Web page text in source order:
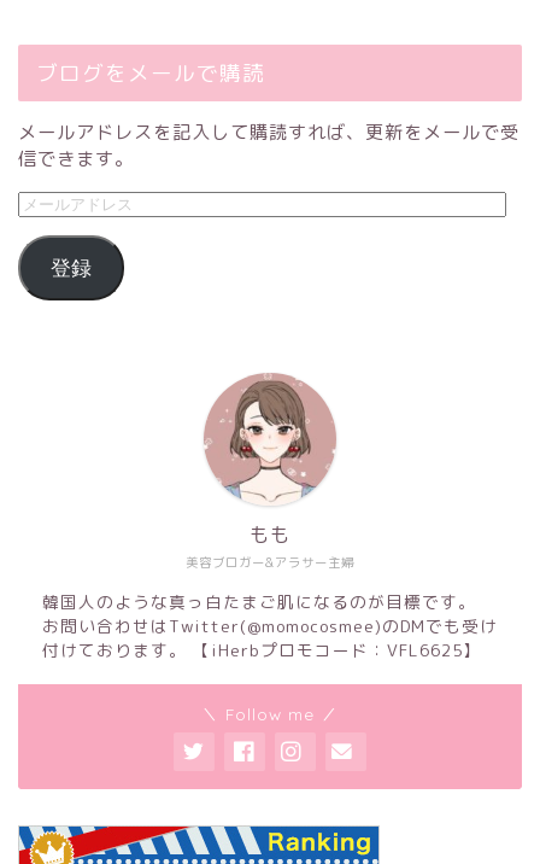
ブログをメールで購読
メールアドレスを記入して購読すれば、更新をメールで受
信できます。
登録
美容ブロガー&アラサー主婦
もも
韓国人のような真っ白たまご肌になるのが目標です。
お問い合わせはTwitter(@momocosmee)のDMでも受け
付けております。 【iHerbプロモコード：VFL6625】
＼ Follow me ／